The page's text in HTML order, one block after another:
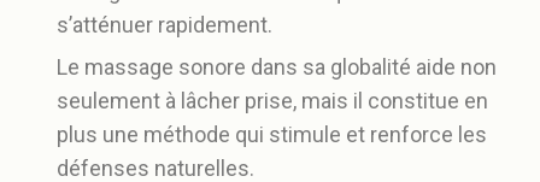
s’atténuer rapidement.
Le massage sonore dans sa globalité aide non
seulement à lâcher prise, mais il constitue en
plus une méthode qui stimule et renforce les
défenses naturelles.